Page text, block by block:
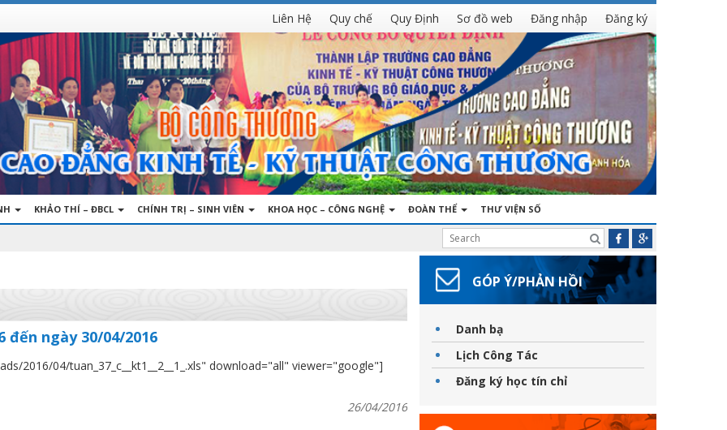
Liên Hệ Quy chế Quy Định Sơ đồ web Đăng nhập Đăng ký
KHẢO THÍ – ĐBCL CHÍNH TRỊ – SINH VIÊN KHOA HỌC – CÔNG NGHỆ ĐOÀN THỂ THƯ VIỆN SỐ
đến ngày 30/04/2016
2016/04/tuan_37_c__kt1__2__1_.xls" download="all" viewer="google"]
26/04/2016
GÓP Ý/PHẢN HỒI
Danh bạ
Lịch Công Tác
Đăng ký học tín chỉ